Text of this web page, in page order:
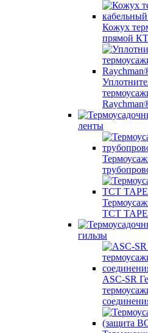
Кожух
прямой
ленты
TCT TAPE
гильзы
ASC‐SR